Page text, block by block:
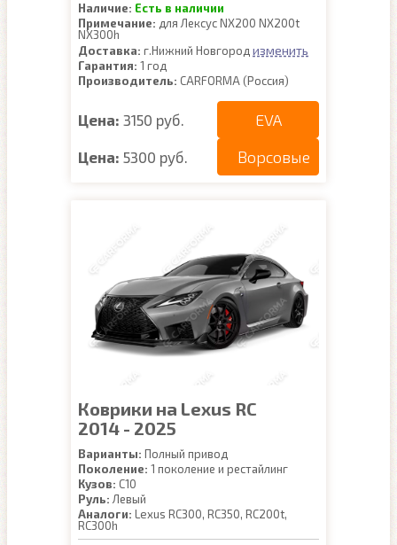
Наличие: Есть в наличии
Примечание: для Лексус NX200 NX200t
NX300h
Доставка: г.Нижний Новгород изменить
Гарантия: 1 год
Производитель: CARFORMA (Россия)
Цена: 3150 руб. EVA
Цена: 5300 руб. Ворсовые
Коврики на Lexus RC
2014 - 2025
Варианты: Полный привод
Поколение: 1 поколение и рестайлинг
Кузов: C10
Руль: Левый
Аналоги: Lexus RC300, RC350, RC200t,
RC300h